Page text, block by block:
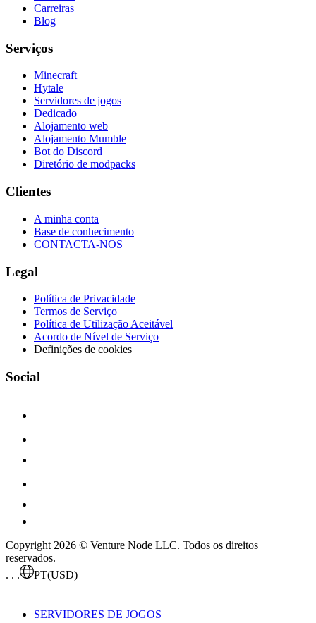
Carreiras
Blog
Serviços
Minecraft
Hytale
Servidores de jogos
Dedicado
Alojamento web
Alojamento Mumble
Bot do Discord
Diretório de modpacks
Clientes
A minha conta
Base de conhecimento
CONTACTA-NOS
Legal
Política de Privacidade
Termos de Serviço
Política de Utilização Aceitável
Acordo de Nível de Serviço
Definições de cookies
Social
Copyright 2026 © Venture Node LLC. Todos os direitos
reservados.
. . .
PT(USD)
SERVIDORES DE JOGOS